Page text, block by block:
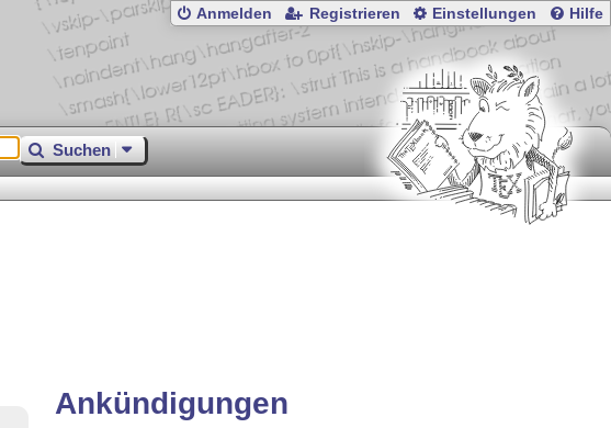
Anmelden Registrieren Einstellungen Hilfe
Suchen
Ankündigungen